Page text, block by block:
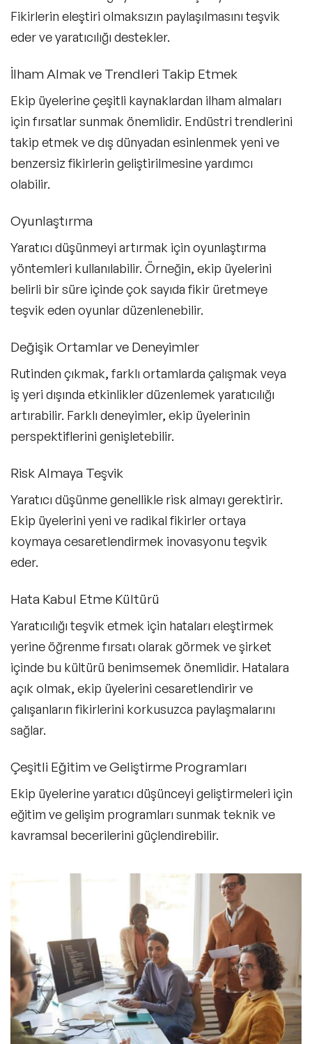
Fikirlerin eleştiri olmaksızın paylaşılmasını teşvik
eder ve yaratıcılığı destekler.
İlham Almak ve Trendleri Takip Etmek
Ekip üyelerine çeşitli kaynaklardan ilham almaları
için fırsatlar sunmak önemlidir. Endüstri trendlerini
takip etmek ve dış dünyadan esinlenmek yeni ve
benzersiz fikirlerin geliştirilmesine yardımcı
olabilir.
Oyunlaştırma
Yaratıcı düşünmeyi artırmak için oyunlaştırma
yöntemleri kullanılabilir. Örneğin, ekip üyelerini
belirli bir süre içinde çok sayıda fikir üretmeye
teşvik eden oyunlar düzenlenebilir.
Değişik Ortamlar ve Deneyimler
Rutinden çıkmak, farklı ortamlarda çalışmak veya
iş yeri dışında etkinlikler düzenlemek yaratıcılığı
artırabilir. Farklı deneyimler, ekip üyelerinin
perspektiflerini genişletebilir.
Risk Almaya Teşvik
Yaratıcı düşünme genellikle risk almayı gerektirir.
Ekip üyelerini yeni ve radikal fikirler ortaya
koymaya cesaretlendirmek inovasyonu teşvik
eder.
Hata Kabul Etme Kültürü
Yaratıcılığı teşvik etmek için hataları eleştirmek
yerine öğrenme fırsatı olarak görmek ve şirket
içinde bu kültürü benimsemek önemlidir. Hatalara
açık olmak, ekip üyelerini cesaretlendirir ve
çalışanların fikirlerini korkusuzca paylaşmalarını
sağlar.
Çeşitli Eğitim ve Geliştirme Programları
Ekip üyelerine yaratıcı düşünceyi geliştirmeleri için
eğitim ve gelişim programları sunmak teknik ve
kavramsal becerilerini güçlendirebilir.